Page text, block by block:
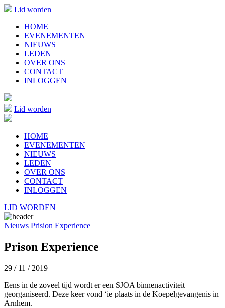
Lid worden
HOME
EVENEMENTEN
NIEUWS
LEDEN
OVER ONS
CONTACT
INLOGGEN
Lid worden
HOME
EVENEMENTEN
NIEUWS
LEDEN
OVER ONS
CONTACT
INLOGGEN
LID WORDEN
Nieuws Prision Experience
Prison Experience
29 / 11 / 2019
Eens in de zoveel tijd wordt er een SJOA binnenactiviteit
georganiseerd. Deze keer vond ‘ie plaats in de Koepelgevangenis in
Arnhem.